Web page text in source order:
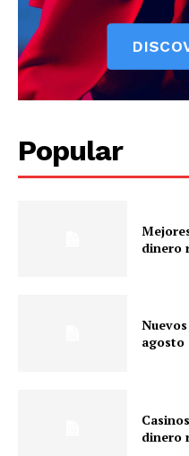
Popular
dinero
agosto
dinero